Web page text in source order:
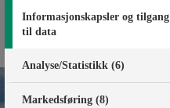
Informasjonskapsler og tilgang
til data
Analyse/Statistikk (6)
Markedsføring (8)